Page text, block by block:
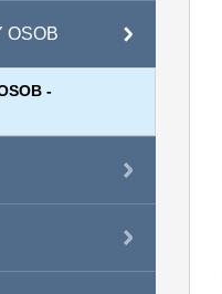
OSOB
-